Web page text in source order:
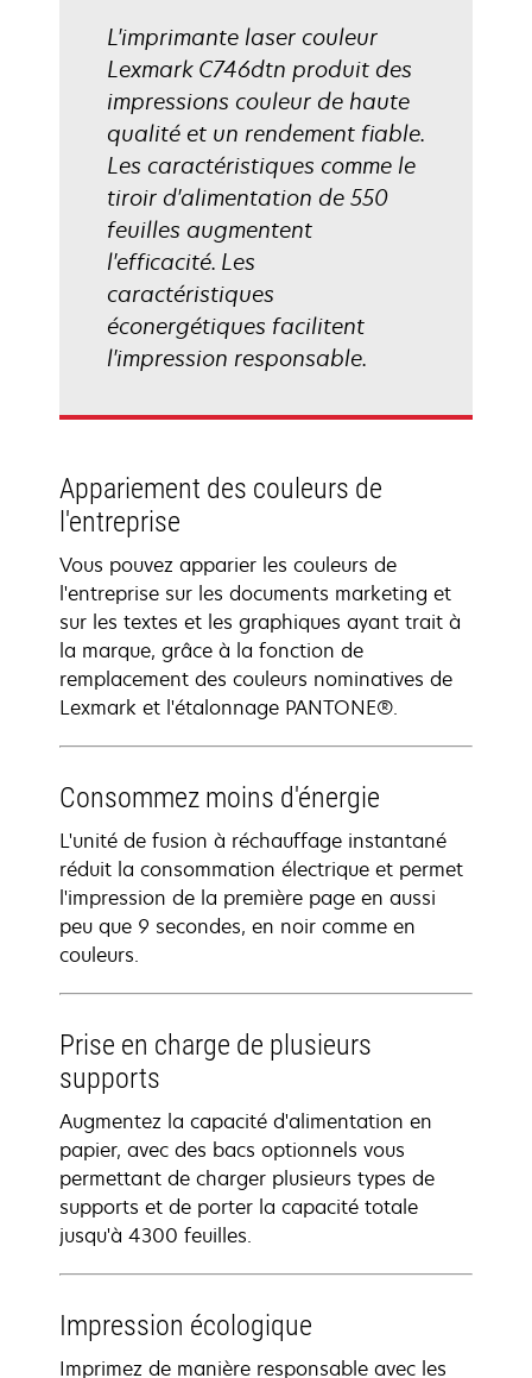
L'imprimante laser couleur
Lexmark C746dtn produit des
impressions couleur de haute
qualité et un rendement fiable.
Les caractéristiques comme le
tiroir d'alimentation de 550
feuilles augmentent
l'efficacité. Les
caractéristiques
éconergétiques facilitent
l'impression responsable.
Appariement des couleurs de
l'entreprise
Vous pouvez apparier les couleurs de
l'entreprise sur les documents marketing et
sur les textes et les graphiques ayant trait à
la marque, grâce à la fonction de
remplacement des couleurs nominatives de
Lexmark et l'étalonnage PANTONE®.
Consommez moins d'énergie
L'unité de fusion à réchauffage instantané
réduit la consommation électrique et permet
l'impression de la première page en aussi
peu que 9 secondes, en noir comme en
couleurs.
Prise en charge de plusieurs
supports
Augmentez la capacité d'alimentation en
papier, avec des bacs optionnels vous
permettant de charger plusieurs types de
supports et de porter la capacité totale
jusqu'à 4300 feuilles.
Impression écologique
Imprimez de manière responsable avec les